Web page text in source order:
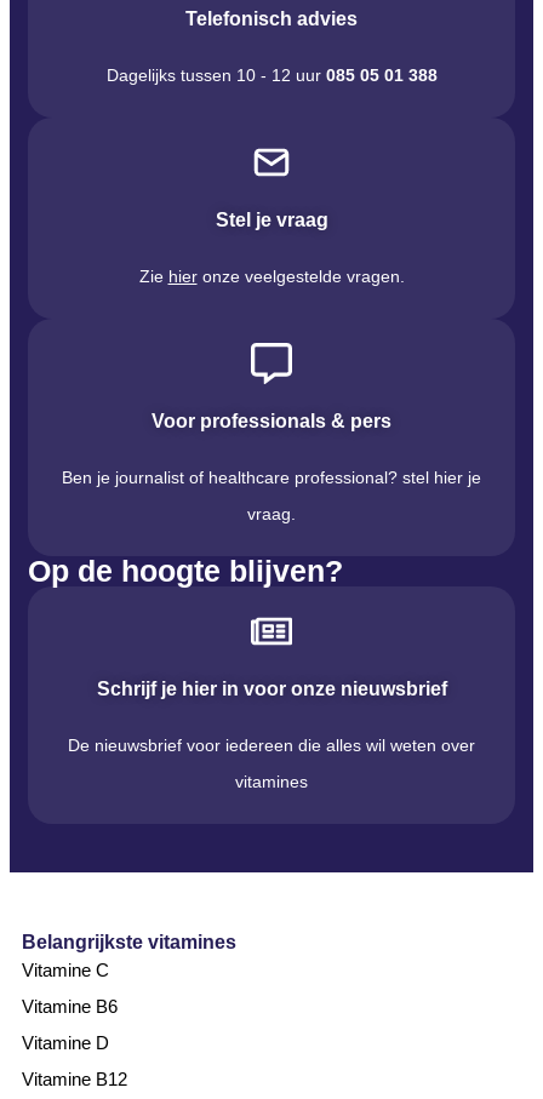
Telefonisch advies
Dagelijks tussen 10 - 12 uur 085 05 01 388
Stel je vraag
Zie hieronze veelgestelde vragen.
Voor professionals & pers
Ben je journalist of healthcare professional? stel hier je
vraag.
Op de hoogte blijven?
Schrijf je hier in voor onze nieuwsbrief
De nieuwsbrief voor iedereen die alles wil weten over
vitamines
Belangrijkste vitamines
Vitamine C
Vitamine B6
Vitamine D
Vitamine B12